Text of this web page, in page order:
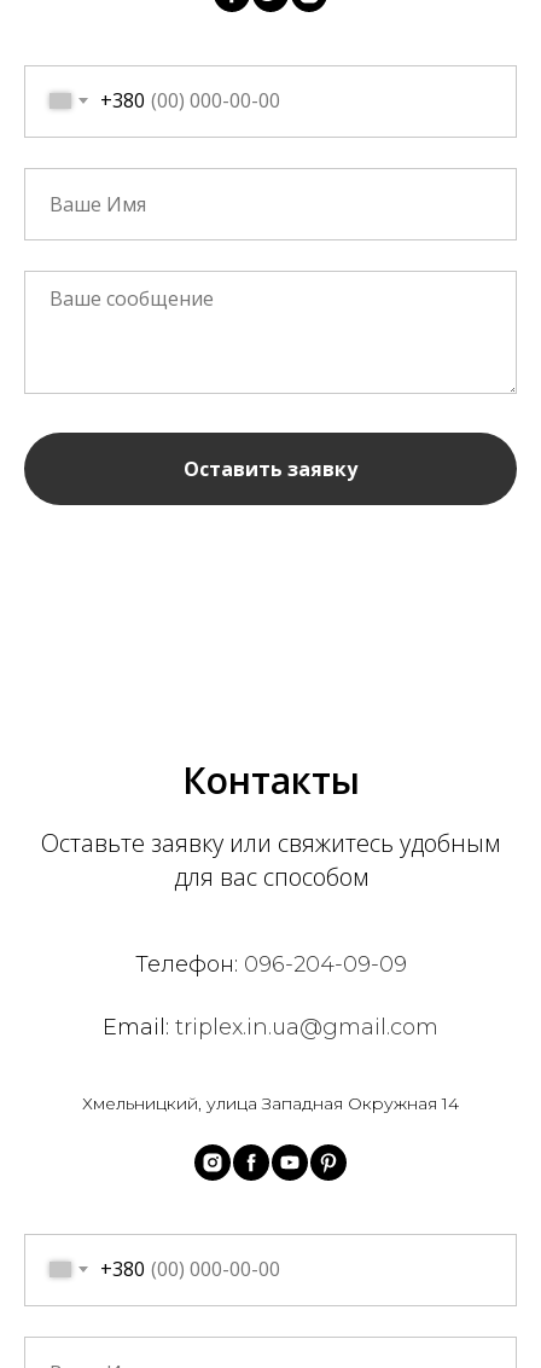
+380
Оставить заявку
Контакты
Оставьте заявку или свяжитесь удобным
для вас способом
Телефон: 096-204-09-09
Email: triplex.in.ua@gmail.com
Хмельницкий, улица Западная Окружная 14
+380